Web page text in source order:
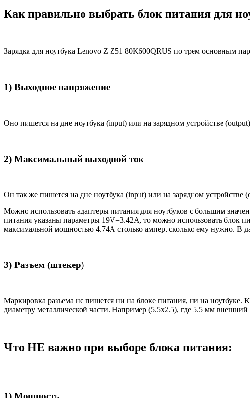
Как правильно выбрать блок питания для
Зарядка для ноутбука Lenovo Z Z51 80K600QRUS по трем основным
1) Выходное напряжение
Оно пишется на дне ноутбука (input) или на зарядном устройстве
2) Максимальный выходной ток
Он так же пишется на дне ноутбука (input) или на зарядном
Можно использовать адаптеры питания для ноутбуков с большим
питания указаны параметры 19V=3.42A, то можно использовать блок
максимальной мощностью 4.74А столько ампер, сколько ему нужно. В
3) Разъем (штекер)
Маркировка разъема не пишется ни на блоке питания, ни на
диаметру металлической части. Например (5.5x2.5), где 5.5 мм
Что НЕ важно при выборе блока питания: